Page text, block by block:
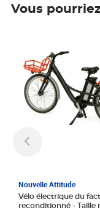
Vous
Nouvelle Attitude
Vélo électrique du
reconditionné - Taille normale -